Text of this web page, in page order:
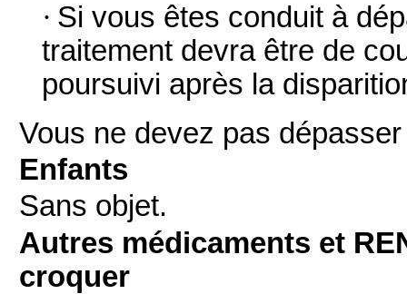
· Si vous êtes conduit à
traitement devra être de
poursuivi après la
Vous ne devez pas
Enfants
Sans objet.
Autres médicaments et
croquer